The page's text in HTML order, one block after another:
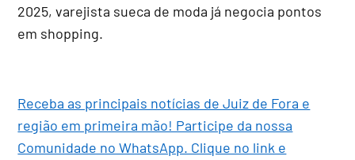
2025, varejista sueca de moda já negocia pontos
em shopping.
Receba as principais notícias de Juiz de Fora e
região em primeira mão! Participe da nossa
Comunidade no WhatsApp. Clique no link e